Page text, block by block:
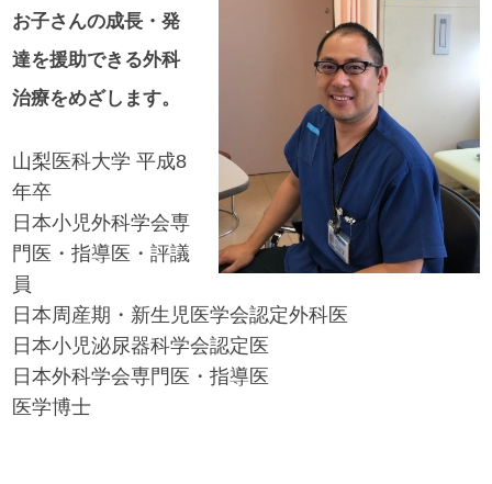
お子さんの成長・発
達を援助できる外科
治療をめざします。
山梨医科大学 平成8
年卒
日本小児外科学会専
門医・指導医・評議
員
日本周産期・新生児医学会認定外科医
日本小児泌尿器科学会認定医
日本外科学会専門医・指導医
医学博士